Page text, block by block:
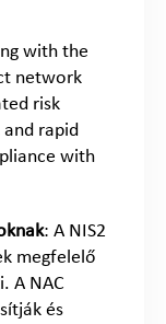
with the
network
risk
rapid
with
: A NIS2
megfelelő
A NAC
és